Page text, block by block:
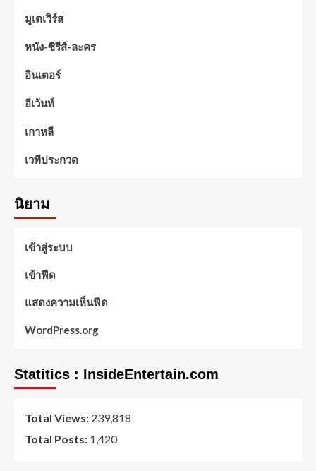
มูเตเวิร์ส
หนัง-ซีรีส์-ละคร
อินเตอร์
อีเว้นท์
เกาหลี
เวทีประกวด
นิยาม
เข้าสู่ระบบ
เข้าฟีด
แสดงความเห็นฟีด
WordPress.org
Statitics : InsideEntertain.com
Total Views: 239,818
Total Posts: 1,420